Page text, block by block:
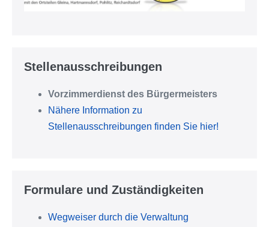
Stellenausschreibungen
Vorzimmerdienst des Bürgermeisters
Nähere Information zu
Stellenausschreibungen finden Sie hier!
Formulare und Zuständigkeiten
Wegweiser durch die Verwaltung